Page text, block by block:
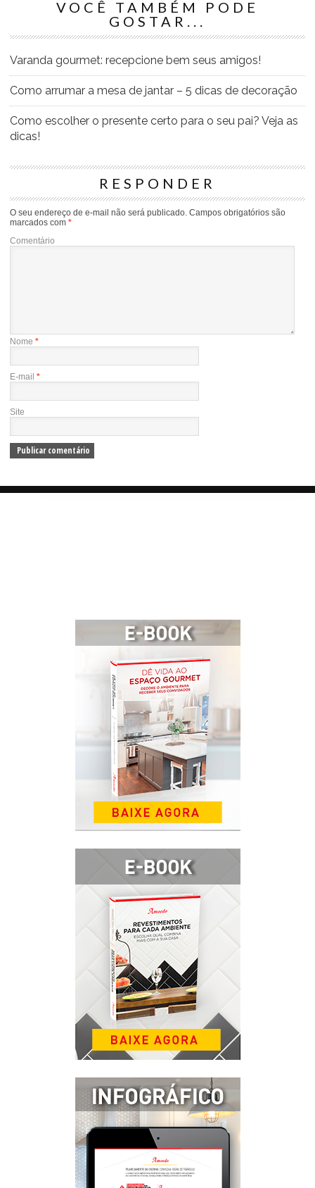
VOCÊ TAMBÉM PODE
GOSTAR...
Varanda gourmet: recepcione bem seus amigos!
Como arrumar a mesa de jantar – 5 dicas de decoração
Como escolher o presente certo para o seu pai? Veja as
dicas!
RESPONDER
O seu endereço de e-mail não será publicado. Campos obrigatórios são
marcados com *
Comentário
Nome *
E-mail *
Site